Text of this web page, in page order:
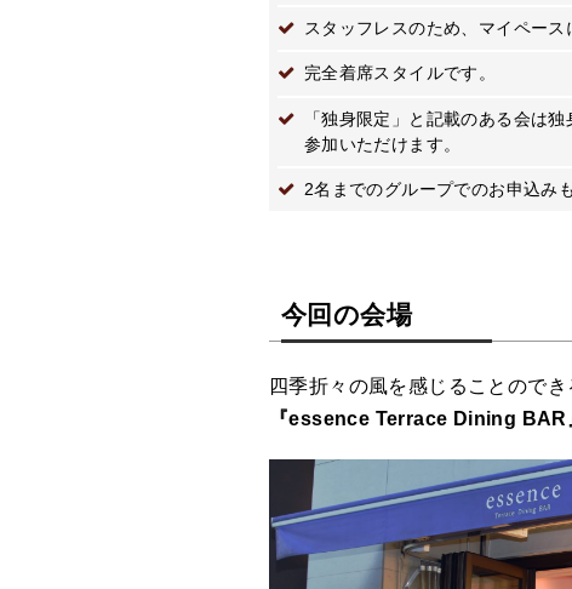
スタッフレスのため、マイペース
完全着席スタイルです。
「独身限定」と記載のある会は
参加いただけます。
2名までのグループでのお申込み
今回の会場
四季折々の風を感じることので
『essence Terrace Dining BAR